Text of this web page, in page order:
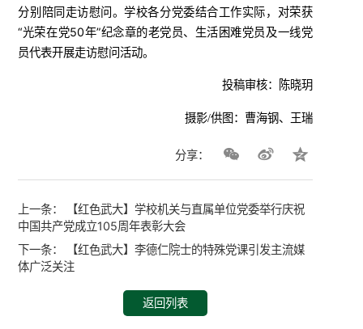
分别陪同走访慰问。学校各分党委结合工作实际，对荣获
“光荣在党50年”纪念章的老党员、生活困难党员及一线党
员代表开展走访慰问活动。
投稿审核：陈晓玥
摄影/供图：曹海钢、王瑞
分享：
上一条：
【红色武大】学校机关与直属单位党委举行庆祝
中国共产党成立105周年表彰大会
下一条：
【红色武大】李德仁院士的特殊党课引发主流媒
体广泛关注
返回列表